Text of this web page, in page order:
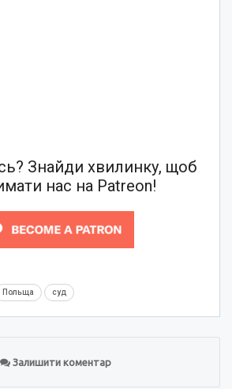
Знайди хвилинку, щоб
нас на Patreon!
Польща суд
Залишити коментар